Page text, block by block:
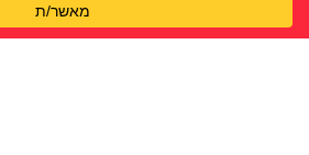
מעיין נוריאל